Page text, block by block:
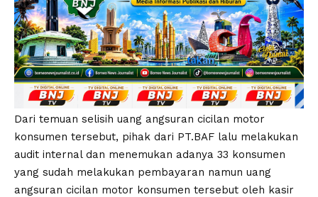
Dari temuan selisih uang angsuran cicilan motor
konsumen tersebut, pihak dari PT.BAF lalu melakukan
audit internal dan menemukan adanya 33 konsumen
yang sudah melakukan pembayaran namun uang
angsuran cicilan motor konsumen tersebut oleh kasir